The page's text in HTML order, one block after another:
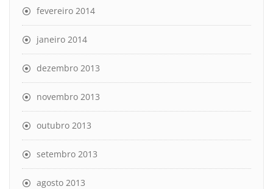
fevereiro 2014
janeiro 2014
dezembro 2013
novembro 2013
outubro 2013
setembro 2013
agosto 2013